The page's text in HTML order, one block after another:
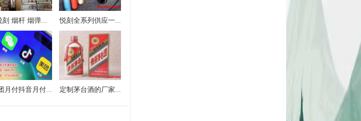
刻 烟杆 烟弹... 悦刻全系列供应一...
月付抖音月付... 定制茅台酒的厂家...